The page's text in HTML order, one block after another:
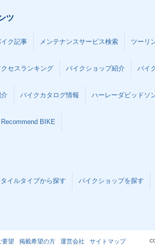
ツ
ク記事 メンテナンスサービス検索 ツーリ
セスランキング バイクショップ紹介 バイ
バイクカタログ情報 ハーレーダビッドソ
Recommend BIKE
イルタイプから探す バイクショップを探す
要望 掲載希望の方 運営会社 サイトマップ